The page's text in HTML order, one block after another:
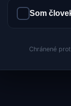
Som
Chránené